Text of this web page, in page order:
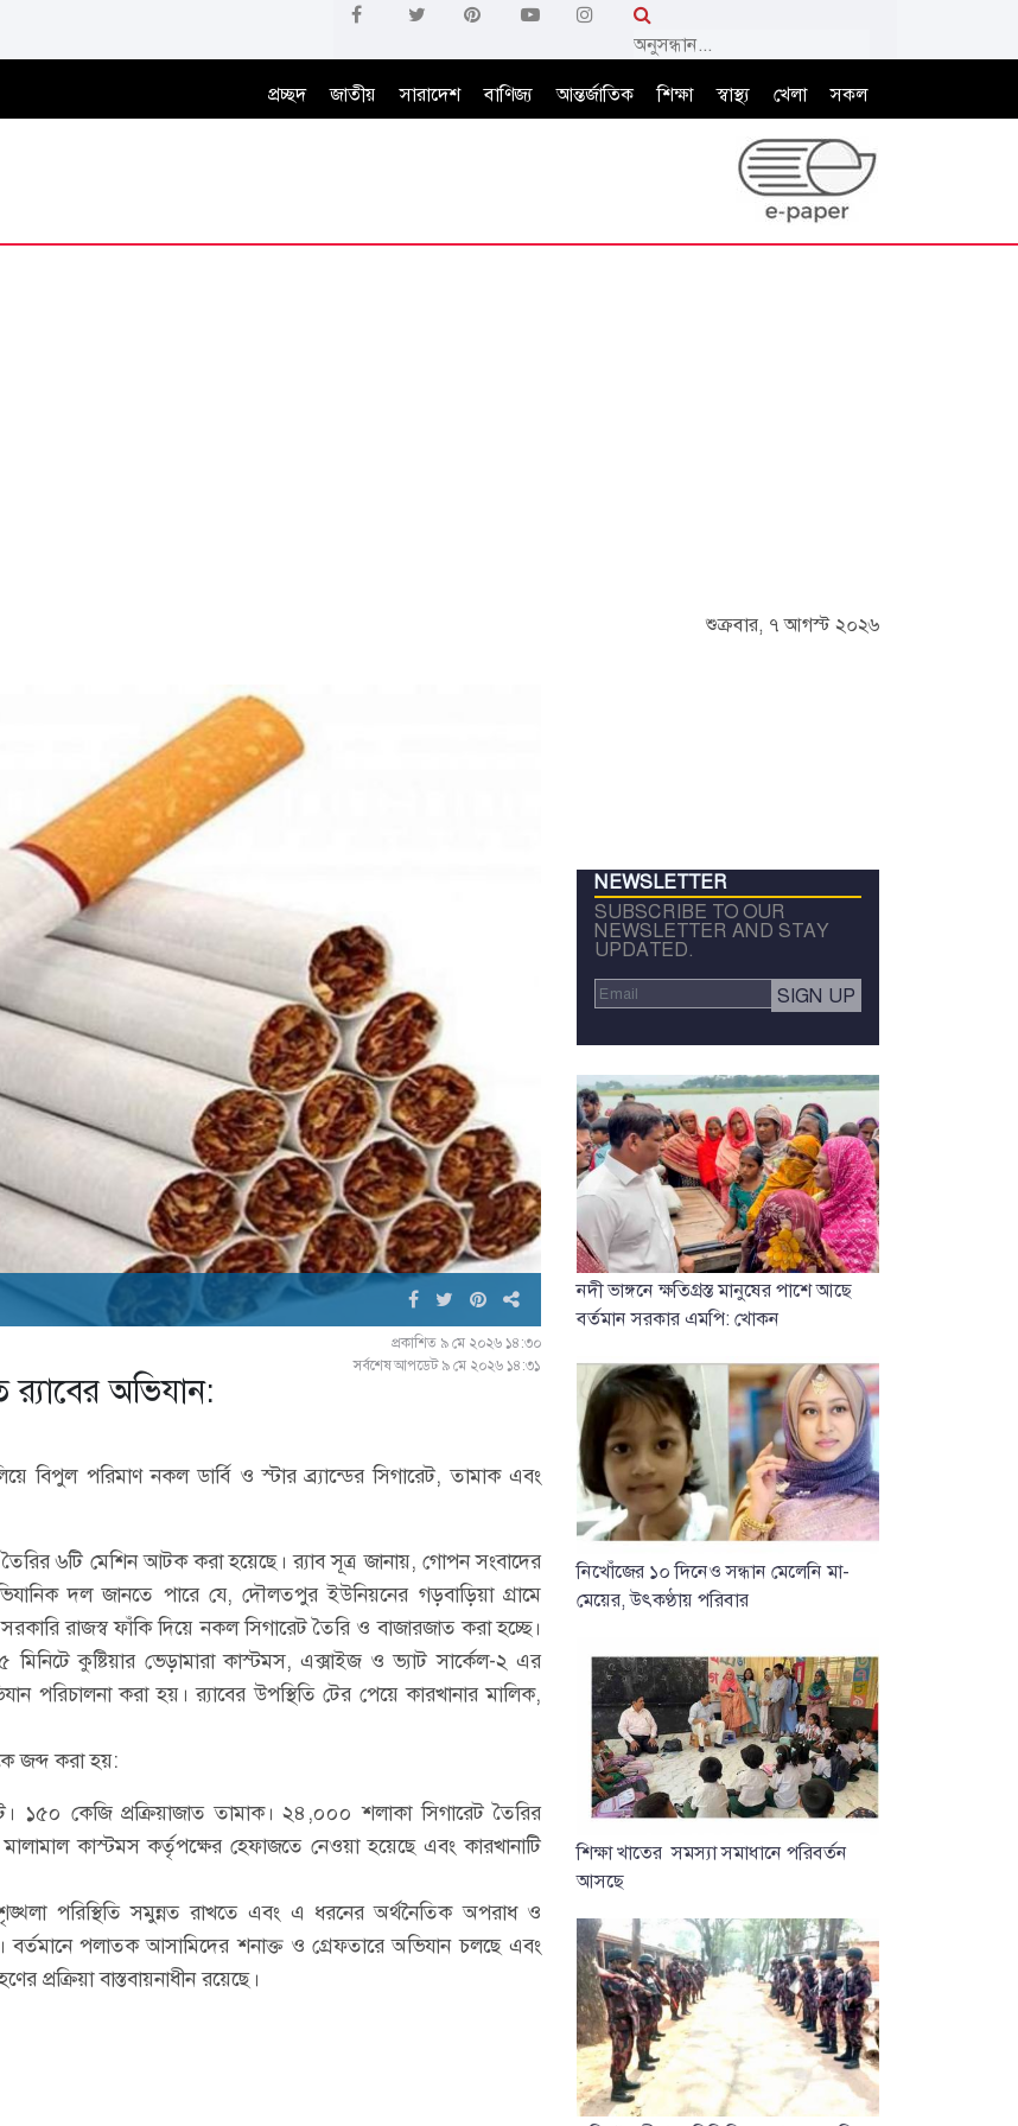
প্রচ্ছদ জাতীয় সারাদেশ বাণিজ্য আন্তর্জাতিক শিক্ষা স্বাস্থ্য খেলা সকল
শুক্রবার, ৭ আগস্ট ২০২৬
প্রকাশিত ৯ মে ২০২৬ ১৪:৩০
সর্বশেষ আপডেট ৯ মে ২০২৬ ১৪:৩১
অভিযান:
বিপুল পরিমাণ নকল ডার্বি ও স্টার ব্র্যান্ডের সিগারেট, তামাক এবং
৬টি মেশিন আটক করা হয়েছে। র‌্যাব সূত্র জানায়, গোপন সংবাদের
দল জানতে পারে যে, দৌলতপুর ইউনিয়নের গড়বাড়িয়া গ্রামে
রাজস্ব ফাঁকি দিয়ে নকল সিগারেট তৈরি ও বাজারজাত করা হচ্ছে।
কুষ্টিয়ার ভেড়ামারা কাস্টমস, এক্সাইজ ও ভ্যাট সার্কেল-২ এর
পরিচালনা করা হয়। র‌্যাবের উপস্থিতি টের পেয়ে কারখানার মালিক,
জব্দ করা হয়:
১৫০ কেজি প্রক্রিয়াজাত তামাক। ২৪,০০০ শলাকা সিগারেট তৈরির
কাস্টমস কর্তৃপক্ষের হেফাজতে নেওয়া হয়েছে এবং কারখানাটি
পরিস্থিতি সমুন্নত রাখতে এবং এ ধরনের অর্থনৈতিক অপরাধ ও
বর্তমানে পলাতক আসামিদের শনাক্ত ও গ্রেফতারে অভিযান চলছে এবং
প্রক্রিয়া বাস্তবায়নাধীন রয়েছে।
NEWSLETTER
SUBSCRIBE TO OUR
NEWSLETTER AND STAY
UPDATED.
নদী ভাঙ্গনে ক্ষতিগ্রস্ত মানুষের পাশে আছে
বর্তমান সরকার এমপি: খোকন
নিখোঁজের ১০ দিনেও সন্ধান মেলেনি মা-
মেয়ের, উৎকণ্ঠায় পরিবার
শিক্ষা খাতের সমস্যা সমাধানে পরিবর্তন
আসছে